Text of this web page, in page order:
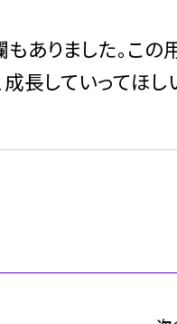
もありました。こ
長していってほし